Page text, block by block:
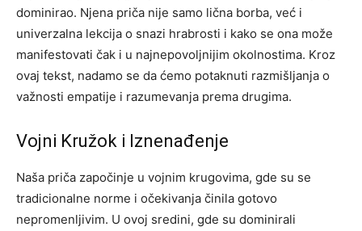
dominirao. Njena priča nije samo lična borba, već i
univerzalna lekcija o snazi hrabrosti i kako se ona može
manifestovati čak i u najnepovoljnijim okolnostima. Kroz
ovaj tekst, nadamo se da ćemo potaknuti razmišljanja o
važnosti empatije i razumevanja prema drugima.
Vojni Kružok i Iznenađenje
Naša priča započinje u vojnim krugovima, gde su se
tradicionalne norme i očekivanja činila gotovo
nepromenljivim. U ovoj sredini, gde su dominirali